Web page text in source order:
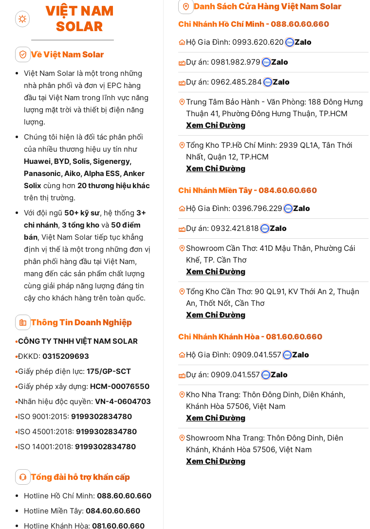
VIỆT NAM
SOLAR
Về Việt Nam Solar
Việt Nam Solar là một trong những
nhà phân phối và đơn vị EPC hàng
đầu tại Việt Nam trong lĩnh vực năng
lượng mặt trời và thiết bị điện năng
lượng.
Chúng tôi hiện là đối tác phân phối
của nhiều thương hiệu uy tín như
Huawei, BYD, Solis, Sigenergy,
Panasonic, Aiko, Alpha ESS, Anker
Solix cùng hơn 20 thương hiệu khác
trên thị trường.
Với đội ngũ 50+ kỹ sư, hệ thống 3+
chi nhánh, 3 tổng kho và 50 điểm
bán, Việt Nam Solar tiếp tục khẳng
định vị thế là một trong những đơn vị
phân phối hàng đầu tại Việt Nam,
mang đến các sản phẩm chất lượng
cùng giải pháp năng lượng đáng tin
cậy cho khách hàng trên toàn quốc.
Thông Tin Doanh Nghiệp
•CÔNG TY TNHH VIỆT NAM SOLAR
•ĐKKD: 0315209693
•Giấy phép điện lực: 175/GP-SCT
•Giấy phép xây dựng: HCM-00076550
•Nhãn hiệu độc quyền: VN-4-0604703
•ISO 9001:2015: 9199302834780
•ISO 45001:2018: 9199302834780
•ISO 14001:2018: 9199302834780
Tổng đài hỗ trợ khẩn cấp
Hotline Hồ Chí Minh: 088.60.60.660
Hotline Miền Tây: 084.60.60.660
Hotline Khánh Hòa: 081.60.60.660
Danh Sách Cửa Hàng Việt Nam Solar
Chi Nhánh Hồ Chí Minh - 088.60.60.660
Hộ Gia Đình: 0993.620.620
Zalo
Dự án: 0981.982.979 Zalo
Dự án: 0962.485.284 Zalo
Trung Tâm Bảo Hành - Văn Phòng: 188 Đông Hưng
Thuận 41, Phường Đông Hưng Thuận, TP.HCM
Xem Chỉ Đường
Tổng Kho TP.Hồ Chí Minh: 2939 QL1A, Tân Thới
Nhất, Quận 12, TP.HCM
Xem Chỉ Đường
Chi Nhánh Miền Tây - 084.60.60.660
Hộ Gia Đình: 0396.796.229
Zalo
Dự án: 0932.421.818 Zalo
Showroom Cần Thơ: 41D Mậu Thân, Phường Cái
Khế, TP. Cần Thơ
Xem Chỉ Đường
Tổng Kho Cần Thơ: 90 QL91, KV Thới An 2, Thuận
An, Thốt Nốt, Cần Thơ
Xem Chỉ Đường
Chi Nhánh Khánh Hòa - 081.60.60.660
Hộ Gia Đình: 0909.041.557
Zalo
Dự án: 0909.041.557 Zalo
Kho Nha Trang: Thôn Đông Dinh, Diên Khánh,
Khánh Hòa 57506, Việt Nam
Xem Chỉ Đường
Showroom Nha Trang: Thôn Đông Dinh, Diên
Khánh, Khánh Hòa 57506, Việt Nam
Xem Chỉ Đường